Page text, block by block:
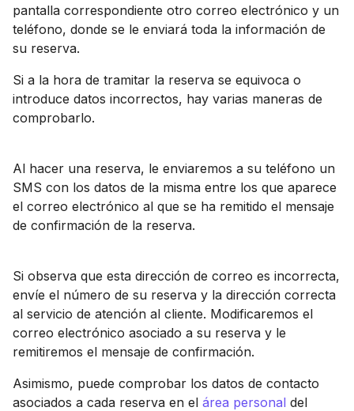
pantalla correspondiente otro correo electrónico y un
teléfono, donde se le enviará toda la información de
su reserva.
Si a la hora de tramitar la reserva se equivoca o
introduce datos incorrectos, hay varias maneras de
comprobarlo.
Al hacer una reserva, le enviaremos a su teléfono un
SMS con los datos de la misma entre los que aparece
el correo electrónico al que se ha remitido el mensaje
de confirmación de la reserva.
Si observa que esta dirección de correo es incorrecta,
envíe el número de su reserva y la dirección correcta
al servicio de atención al cliente. Modificaremos el
correo electrónico asociado a su reserva y le
remitiremos el mensaje de confirmación.
Asimismo, puede comprobar los datos de contacto
asociados a cada reserva en el área personal del